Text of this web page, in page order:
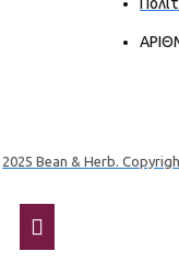
2025 Bean & Herb.